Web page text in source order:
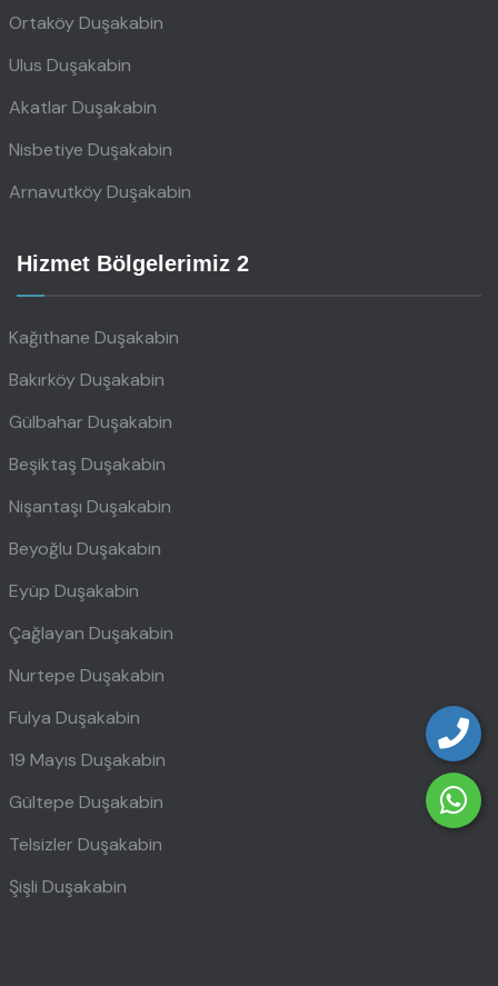
Ortaköy Duşakabin
Ulus Duşakabin
Akatlar Duşakabin
Nisbetiye Duşakabin
Arnavutköy Duşakabin
Hizmet Bölgelerimiz 2
Kağıthane Duşakabin
Bakırköy Duşakabin
Gülbahar Duşakabin
Beşiktaş Duşakabin
Nişantaşı Duşakabin
Beyoğlu Duşakabin
Eyüp Duşakabin
Çağlayan Duşakabin
Nurtepe Duşakabin
Fulya Duşakabin
19 Mayıs Duşakabin
Gültepe Duşakabin
Telsizler Duşakabin
Şişli Duşakabin